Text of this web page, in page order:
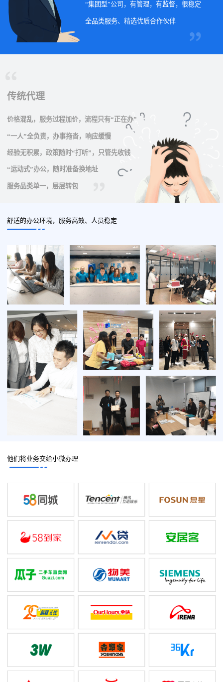
“集团型”公司，有管理，有监督，很稳定
全品类服务、精选优质合作伙伴
传统代理
价格混乱，服务过程加价，流程只有“正在办”
“一人”全负责，办事拖沓，响应缓慢
经验无积累，政策随时“打听”，只管先收钱
“运动式”办公，随时准备换地址
服务品类单一，层层转包
舒适的办公环境，服务高效、人员稳定
他们将业务交给小微办理